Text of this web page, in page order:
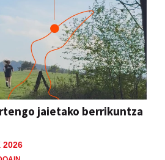
jaietako berrikuntza
2026